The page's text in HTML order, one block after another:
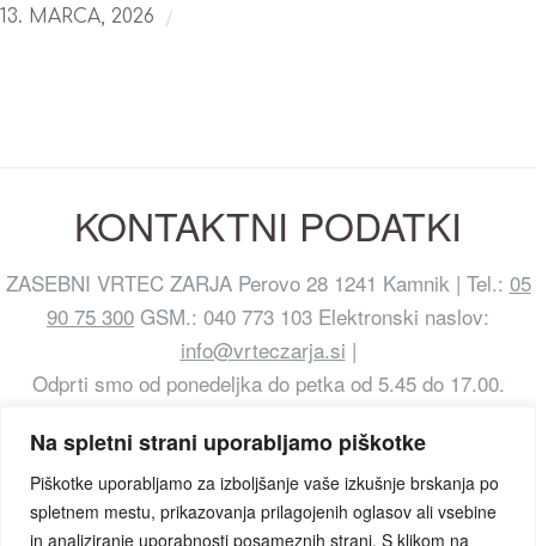
Na spletni strani uporabljamo piškotke
Piškotke uporabljamo za izboljšanje vaše izkušnje brskanja po
spletnem mestu, prikazovanja prilagojenih oglasov ali vsebine
in analiziranje uporabnosti posameznih strani. S klikom na
13. MARCA, 2026 /
KONTAKTNI PODATKI
ZASEBNI VRTEC ZARJA Perovo 28 1241 Kamnik | Tel.: 05
90 75 300 GSM.: 040 773 103 Elektronski naslov:
info@vrteczarja.si |
Odprti smo od ponedeljka do petka od 5.45 do 17.00.